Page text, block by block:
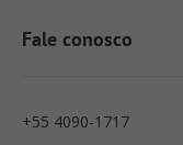
Fale conosco
+55 4090-1717